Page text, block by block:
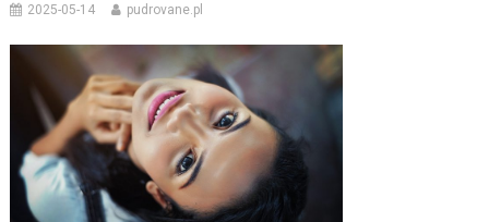
2025-05-14 pudrovane.pl